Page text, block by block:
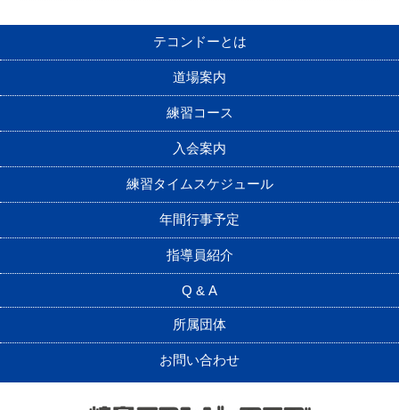
テコンドーとは
道場案内
練習コース
入会案内
練習タイムスケジュール
年間行事予定
指導員紹介
Q & A
所属団体
お問い合わせ